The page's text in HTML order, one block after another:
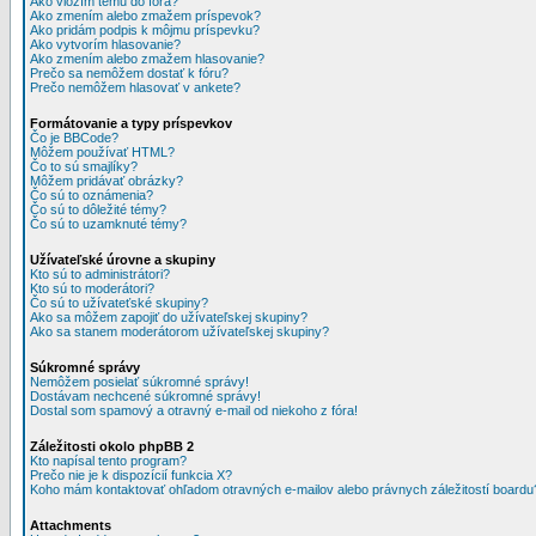
Ako zmením alebo zmažem príspevok?
Ako pridám podpis k môjmu príspevku?
Ako vytvorím hlasovanie?
Ako zmením alebo zmažem hlasovanie?
Prečo sa nemôžem dostať k fóru?
Prečo nemôžem hlasovať v ankete?
Formátovanie a typy príspevkov
Čo je BBCode?
Môžem používať HTML?
Čo to sú smajlíky?
Môžem pridávať obrázky?
Čo sú to oznámenia?
Čo sú to dôležité témy?
Čo sú to uzamknuté témy?
Užívateľské úrovne a skupiny
Kto sú to administrátori?
Kto sú to moderátori?
Čo sú to užívateťské skupiny?
Ako sa môžem zapojiť do užívateľskej skupiny?
Ako sa stanem moderátorom užívateľskej skupiny?
Súkromné správy
Nemôžem posielať súkromné správy!
Dostávam nechcené súkromné správy!
Dostal som spamový a otravný e-mail od niekoho z fóra!
Záležitosti okolo phpBB 2
Kto napísal tento program?
Prečo nie je k dispozícií funkcia X?
Koho mám kontaktovať ohľadom otravných e-mailov alebo právnych záležitostí
Attachments